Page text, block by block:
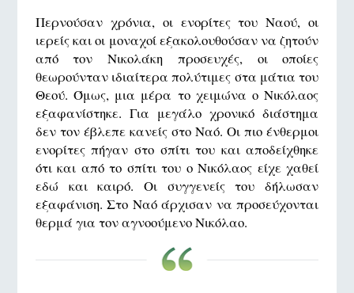
Περνούσαν χρόνια, οι ενορίτες του Ναού, οι
ιερείς και οι μοναχοί εξακολουθούσαν να ζητούν
από τον Νικολάκη προσευχές, οι οποίες
θεωρούνταν ιδιαίτερα πολύτιμες στα μάτια του
Θεού. Όμως, μια μέρα το χειμώνα ο Νικόλαος
εξαφανίστηκε. Για μεγάλο χρονικό διάστημα
δεν τον έβλεπε κανείς στο Ναό. Οι πιο ένθερμοι
ενορίτες πήγαν στο σπίτι του και αποδείχθηκε
ότι και από το σπίτι του ο Νικόλαος είχε χαθεί
εδώ και καιρό. Οι συγγενείς του δήλωσαν
εξαφάνιση. Στο Ναό άρχισαν να προσεύχονται
θερμά για τον αγνοούμενο Νικόλαο.